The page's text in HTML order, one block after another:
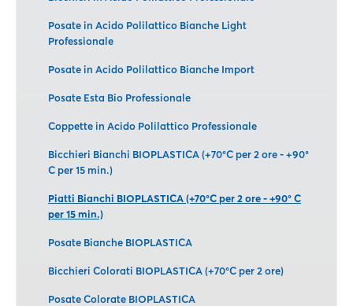
Posate in Acido Polilattico Bianche Light
Professionale
Posate in Acido Polilattico Bianche Import
Posate Esta Bio Professionale
Coppette in Acido Polilattico Professionale
Bicchieri Bianchi BIOPLASTICA (+70°C per 2 ore - +90°
C per 15 min.)
Piatti Bianchi BIOPLASTICA (+70°C per 2 ore - +90° C
per 15 min.)
Posate Bianche BIOPLASTICA
Bicchieri Colorati BIOPLASTICA (+70°C per 2 ore)
Posate Colorate BIOPLASTICA